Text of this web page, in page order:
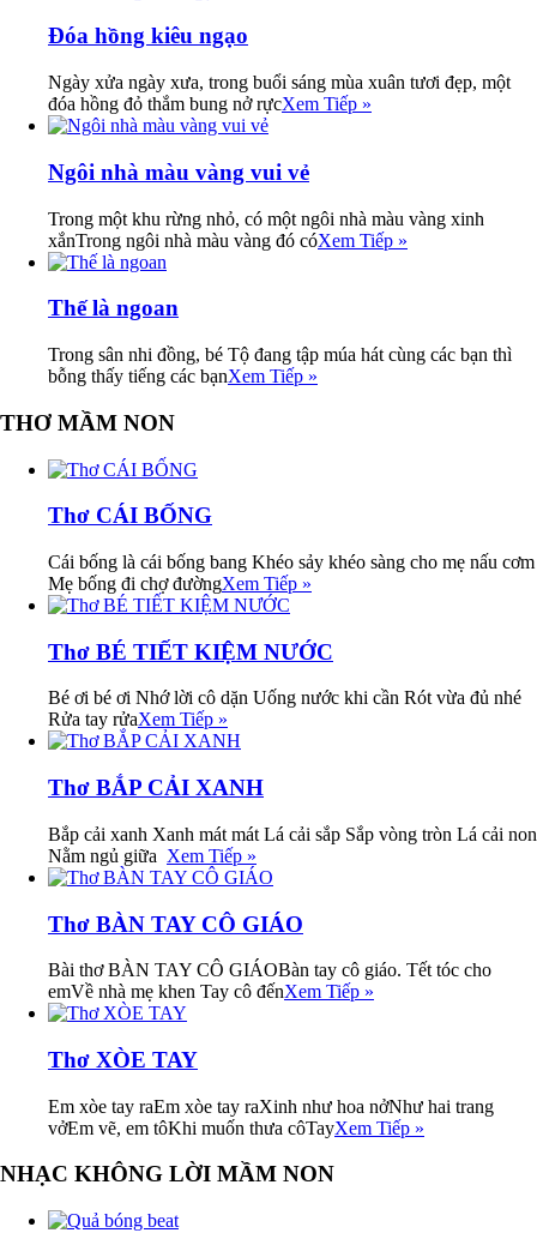
Đóa hồng kiêu ngạo
Ngày xửa ngày xưa, trong buổi sáng mùa xuân tươi đẹp, một
đóa hồng đỏ thắm bung nở rựcXem Tiếp »
Ngôi nhà màu vàng vui vẻ
Trong một khu rừng nhỏ, có một ngôi nhà màu vàng xinh
xắnTrong ngôi nhà màu vàng đó cóXem Tiếp »
Thế là ngoan
Trong sân nhi đồng, bé Tộ đang tập múa hát cùng các bạn thì
bỗng thấy tiếng các bạnXem Tiếp »
THƠ MẦM NON
Thơ CÁI BỐNG
Cái bống là cái bống bang Khéo sảy khéo sàng cho mẹ nấu cơm
Mẹ bống đi chợ đườngXem Tiếp »
Thơ BÉ TIẾT KIỆM NƯỚC
Bé ơi bé ơi Nhớ lời cô dặn Uống nước khi cần Rót vừa đủ nhé
Rửa tay rửaXem Tiếp »
Thơ BẮP CẢI XANH
Bắp cải xanh Xanh mát mát Lá cải sắp Sắp vòng tròn Lá cải non
Nằm ngủ giữa Xem Tiếp »
Thơ BÀN TAY CÔ GIÁO
Bài thơ BÀN TAY CÔ GIÁOBàn tay cô giáo. Tết tóc cho
emVề nhà mẹ khen Tay cô đếnXem Tiếp »
Thơ XÒE TAY
Em xòe tay raEm xòe tay raXinh như hoa nởNhư hai trang
vởEm vẽ, em tôKhi muốn thưa côTayXem Tiếp »
NHẠC KHÔNG LỜI MẦM NON